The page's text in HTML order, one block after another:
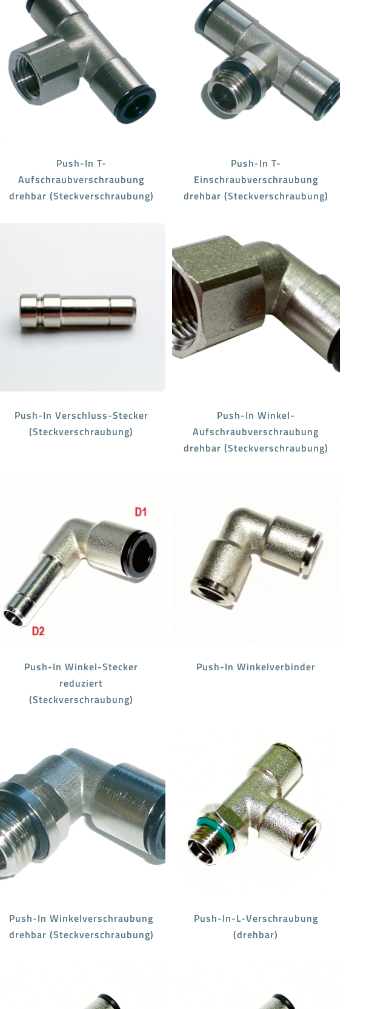
Push-In T-
Aufschraubverschraubung
drehbar (Steckverschraubung)
Push-In T-
Einschraubverschraubung
drehbar (Steckverschraubung)
Push-In Verschluss-Stecker
(Steckverschraubung)
Push-In Winkel-
Aufschraubverschraubung
drehbar (Steckverschraubung)
Push-In Winkel-Stecker
reduziert
(Steckverschraubung)
Push-In Winkelverbinder
Push-In Winkelverschraubung
drehbar (Steckverschraubung)
Push-In-L-Verschraubung
(drehbar)